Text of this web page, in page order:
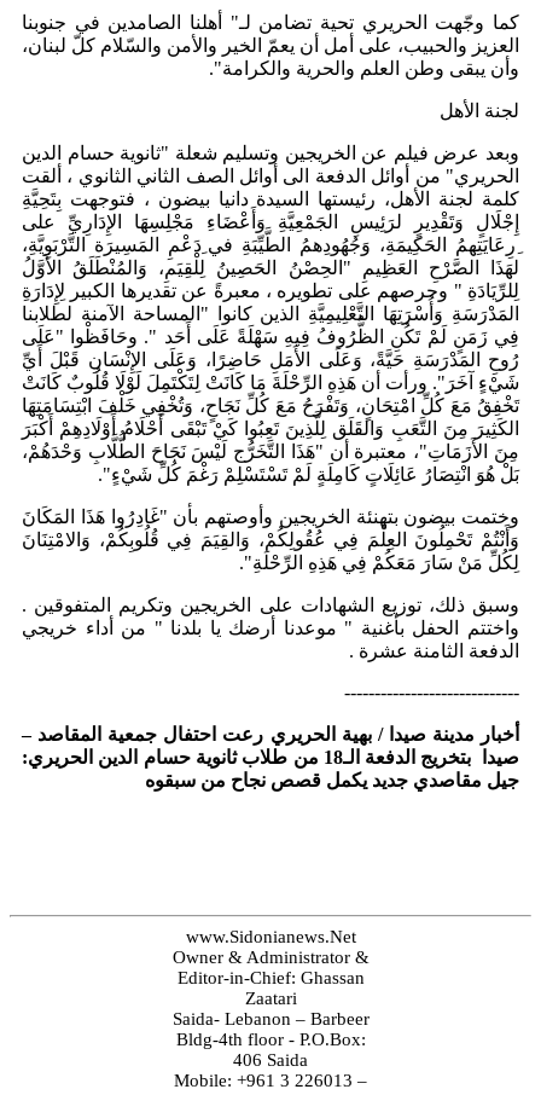
كما وجّهت الحريري تحية تضامن لـ" أهلنا الصامدين في جنوبنا
العزيز والحبيب، على أمل أن يعمّ الخير والأمن والسّلام كلّ لبنان،
وأن يبقى وطن العلم والحرية والكرامة".
لجنة الأهل
وبعد عرض فيلم عن الخريجين وتسليم شعلة "ثانوية حسام الدين
الحريري" من أوائل الدفعة الى أوائل الصف الثاني الثانوي ، ألقت
كلمة لجنة الأهل، رئيستها السيدة دانيا بيضون ، فتوجهت بِتَحِيَّةِ
إِجْلَالٍ وَتَقْدِيرٍ لرَئِيسِ الجَمْعِيَّةِ وَأَعْضَاءِ مَجْلِسِهَا الإِدَارِيِّ على
ِرِعَايَتِهمُ الحَكِيمَةِ، وَجُهُودِهمُ الطَّيِّبَةِ في ِدَعْمِ المَسِيرَة التَّرْبَوِيَّةِ،
لهَذَا الصَّرْحِ العَظِيمِ "الحِصْنُ الحَصِينُ لِلْقِيَمِ، وَالمُنْطَلَقُ الأَوَّلُ
لِلرِّيَادَةِ " وحرصهم على تطويره ، معبرةً عن تقديرها الكبير لِإِدَارَةِ
المَدْرَسَةِ وَأُسْرَتِهَا التَّعْلِيمِيَّةِ الذين كانوا "المساحة الآمنة لطلابنا
فِي زَمَنٍ لَمْ تَكُنِ الظُّرُوفُ فِيهِ سَهْلَةً عَلَى أَحَد ". وحَافَظْوا "عَلَى
رُوحِ المَدْرَسَةِ حَيَّةً، وَعَلَى الأَمَلِ حَاضِرًا، وَعَلَى الإِنْسَانِ قَبْلَ أَيِّ
شَيْءٍ آخَرَ". ورأت أن هَذِهِ الرِّحْلَةَ مَا كَانَتْ لِتَكْتَمِلَ لَوْلَا قُلُوبٌ كَانَتْ
تَخْفِقُ مَعَ كُلِّ امْتِحَانٍ، وَتَفْرَحُ مَعَ كُلِّ نَجَاحٍ، وَتُخْفِي خَلْفَ ابْتِسَامَتِهَا
الكَثِيرَ مِنَ التَّعَبِ وَالقَلَق لِلَّذِينَ تَعِبُوا كَيْ تَبْقَى أَحْلَامُ أَوْلَادِهِمْ أَكْبَرَ
مِنَ الأَزَمَاتِ"، معتبرة أن "هَذَا التَّخَرُّج لَيْسَ نَجَاحَ الطُّلَّابِ وَحْدَهُمْ،
بَلْ هُوَ انْتِصَارُ عَائِلَاتٍ كَامِلَةٍ لَمْ تَسْتَسْلِمْ رَغْمَ كُلِّ شَيْءٍ".
وختمت بيضون بتهنئة الخريجين وأوصتهم بأن "غَادِرُوا هَذَا المَكَانَ
وَأَنْتُمْ تَحْمِلُونَ العِلْمَ فِي عُقُولِكُمْ، وَالقِيَمَ فِي قُلُوبِكُمْ، وَالامْتِنَانَ
لِكُلِّ مَنْ سَارَ مَعَكُمْ فِي هَذِهِ الرِّحْلَةِ".
وسبق ذلك، توزيع الشهادات على الخريجين وتكريم المتفوقين .
واختتم الحفل بأغنية " موعدنا أرضك يا بلدنا " من أداء خريجي
الدفعة الثامنة عشرة .
-----------------------------
أخبار مدينة صيدا / بهية الحريري رعت احتفال جمعية المقاصد –
صيدا بتخريج الدفعة الـ18 من طلاب ثانوية حسام الدين الحريري:
جيل مقاصدي جديد يكمل قصص نجاح من سبقوه
www.Sidonianews.Net
Owner & Administrator &
Editor-in-Chief: Ghassan
Zaatari
Saida- Lebanon – Barbeer
Bldg-4th floor - P.O.Box:
406 Saida
Mobile: +961 3 226013 –